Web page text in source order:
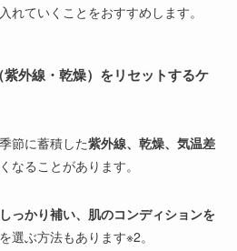
れていく ことをおすすめします。
外線・乾燥）をリセットするケ
節に蓄積した紫外線、乾燥、気温差
なることがあります。
っかり補い、肌のコンディションを
選ぶ方法もあります※2。